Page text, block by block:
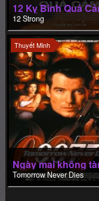
12 Kỵ Binh Quả
12 Strong
Thuyết Minh
Ngày mai không
Tomorrow Never Dies